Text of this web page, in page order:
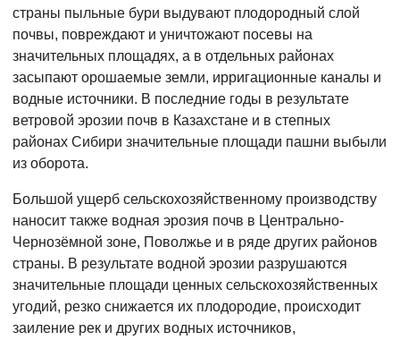
страны пыльные бури выдувают плодородный слой
почвы, повреждают и уничтожают посевы на
значительных площадях, а в отдельных районах
засыпают орошаемые земли, ирригационные каналы и
водные источники. В последние годы в результате
ветровой эрозии почв в Казахстане и в степных
районах Сибири значительные площади пашни выбыли
из оборота.
Большой ущерб сельскохозяйственному производству
наносит также водная эрозия почв в Центрально-
Чернозёмной зоне, Поволжье и в ряде других районов
страны. В результате водной эрозии разрушаются
значительные площади ценных сельскохозяйственных
угодий, резко снижается их плодородие, происходит
заиление рек и других водных источников,